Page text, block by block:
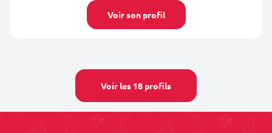
Voir son profil
Voir les 18 profils